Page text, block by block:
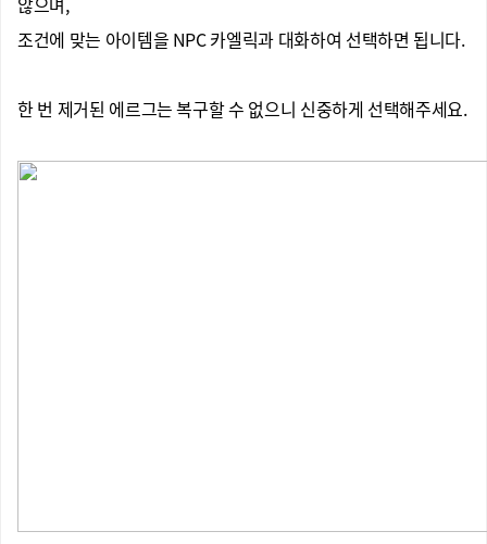
조건에 맞는 아이템을 NPC 카엘릭과 대화하여 선택하면 됩니다.
한 번 제거된 에르그는 복구할 수 없으니 신중하게 선택해주세요.